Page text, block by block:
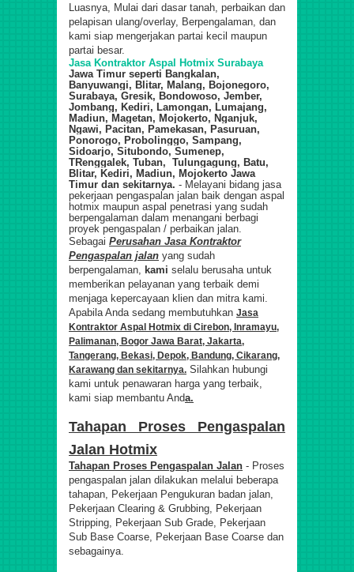
Luasnya, Mulai dari dasar tanah, perbaikan dan
pelapisan ulang/overlay, Berpengalaman, dan
kami siap mengerjakan partai kecil maupun
partai besar.
Jasa Kontraktor Aspal Hotmix Surabaya
Jawa Timur seperti Bangkalan,
Banyuwangi, Blitar, Malang, Bojonegoro,
Surabaya, Gresik, Bondowoso, Jember,
Jombang, Kediri, Lamongan, Lumajang,
Madiun, Magetan, Mojokerto, Nganjuk,
Ngawi, Pacitan, Pamekasan, Pasuruan,
Ponorogo, Probolinggo, Sampang,
Sidoarjo, Situbondo, Sumenep,
TRenggalek, Tuban, Tulungagung, Batu,
Blitar, Kediri, Madiun, Mojokerto Jawa
Timur dan sekitarnya. - Melayani bidang jasa
pekerjaan pengaspalan jalan baik dengan aspal
hotmix maupun aspal penetrasi yang sudah
berpengalaman dalam menangani berbagi
proyek pengaspalan / perbaikan jalan.
Sebagai Perusahan Jasa Kontraktor
Pengaspalan jalan yang sudah
berpengalaman,
kami selalu berusaha untuk
memberikan pelayanan yang terbaik demi
menjaga kepercayaan klien dan mitra kami
Apabila Anda sedang membutuhkan Jasa
Kontraktor Aspal Hotmix di Cirebon, Inramayu,
Palimanan, Bogor Jawa Barat, Jakarta,
Tangerang, Bekasi, Depok, Bandung, Cikarang,
Karawang dan sekitarnya. Silahkan hubungi
kami untuk penawaran harga yang terbaik,
kami siap membantu Anda.
Tahapan Proses Pengaspalan
Jalan Hotmix
Tahapan Proses Pengaspalan Jalan - Proses
pengaspalan jalan dilakukan melalui beberapa
tahapan, Pekerjaan Pengukuran badan jalan,
Pekerjaan Clearing & Grubbing, Pekerjaan
Stripping, Pekerjaan Sub Grade, Pekerjaan
Sub Base Coarse, Pekerjaan Base Coarse dan
sebagainya.